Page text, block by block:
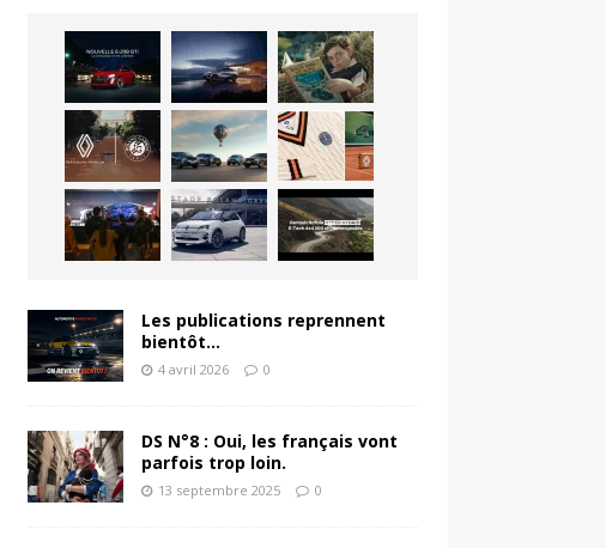
Les publications reprennent
bientôt…
4 avril 2026 0
DS N°8 : Oui, les français vont
parfois trop loin.
13 septembre 2025 0